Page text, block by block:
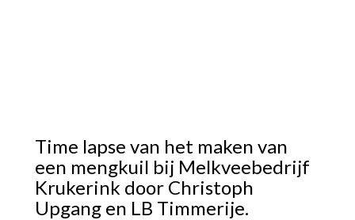
Time lapse van het maken van
een mengkuil bij Melkveebedrijf
Krukerink door Christoph
Upgang en LB Timmerije.